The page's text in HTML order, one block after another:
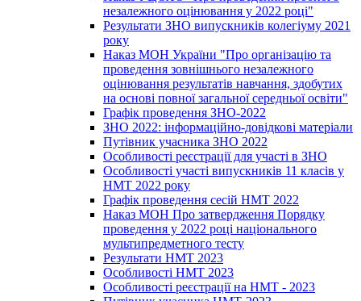
незалежного оцінювання у 2022 році"
Результати ЗНО випускників колегіуму 2021
року
Наказ МОН України "Про організацію та
проведення зовнішнього незалежного
оцінювання результатів навчання, здобутих
на основі повної загальної середньої освіти"
Графік проведення ЗНО-2022
ЗНО 2022: інформаційно-довідкові матеріали
Путівник учасника ЗНО 2022
Особливості реєстрації для участі в ЗНО
Особливості участі випускників 11 класів у
НМТ 2022 року
Графік проведення сесій НМТ 2022
Наказ МОН Про затвердження Порядку
проведення у 2022 році національного
мультипредметного тесту
Результати НМТ 2023
Особливості НМТ 2023
Особливості реєстрації на НМТ - 2023